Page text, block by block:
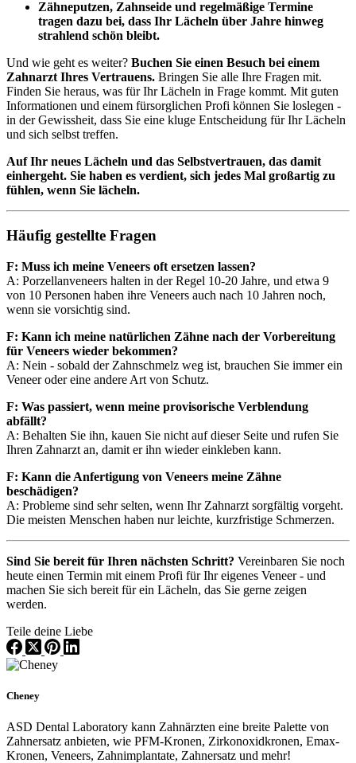
Zähneputzen, Zahnseide und regelmäßige Termine
tragen dazu bei, dass Ihr Lächeln über Jahre hinweg
strahlend schön bleibt.
Und wie geht es weiter? Buchen Sie einen Besuch bei einem
Zahnarzt Ihres Vertrauens. Bringen Sie alle Ihre Fragen mit.
Finden Sie heraus, was für Ihr Lächeln in Frage kommt. Mit guten
Informationen und einem fürsorglichen Profi können Sie loslegen -
in der Gewissheit, dass Sie eine kluge Entscheidung für Ihr Lächeln
und sich selbst treffen.
Auf Ihr neues Lächeln und das Selbstvertrauen, das damit
einhergeht. Sie haben es verdient, sich jedes Mal großartig zu
fühlen, wenn Sie lächeln.
Häufig gestellte Fragen
F: Muss ich meine Veneers oft ersetzen lassen?
A: Porzellanveneers halten in der Regel 10-20 Jahre, und etwa 9
von 10 Personen haben ihre Veneers auch nach 10 Jahren noch,
wenn sie vorsichtig sind.
F: Kann ich meine natürlichen Zähne nach der Vorbereitung
für Veneers wieder bekommen?
A: Nein - sobald der Zahnschmelz weg ist, brauchen Sie immer ein
Veneer oder eine andere Art von Schutz.
F: Was passiert, wenn meine provisorische Verblendung
abfällt?
A: Behalten Sie ihn, kauen Sie nicht auf dieser Seite und rufen Sie
Ihren Zahnarzt an, damit er ihn wieder einkleben kann.
F: Kann die Anfertigung von Veneers meine Zähne
beschädigen?
A: Probleme sind sehr selten, wenn Ihr Zahnarzt sorgfältig vorgeht.
Die meisten Menschen haben nur leichte, kurzfristige Schmerzen.
Sind Sie bereit für Ihren nächsten Schritt? Vereinbaren Sie noch
heute einen Termin mit einem Profi für Ihr eigenes Veneer - und
machen Sie sich bereit für ein Lächeln, das Sie gerne zeigen
werden.
Teile deine Liebe
Cheney
ASD Dental Laboratory kann Zahnärzten eine breite Palette von
Zahnersatz anbieten, wie PFM-Kronen, Zirkonoxidkronen, Emax-
Kronen, Veneers, Zahnimplantate, Zahnersatz und mehr!